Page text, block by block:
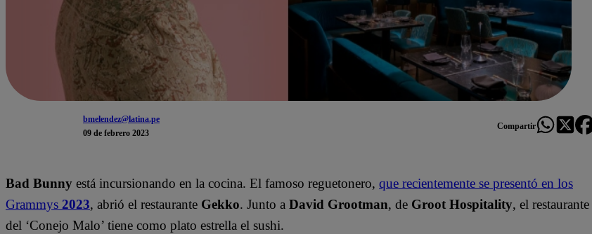
bmelendez@latina.pe
09 de febrero 2023
Compartir
Bad Bunny está incursionando en la cocina. El famoso reguetonero, que recientemente se presentó en los
Grammys 2023, abrió el restaurante Gekko. Junto a David Grootman, de Groot Hospitality, el restaurante
del ‘Conejo Malo’ tiene como plato estrella el sushi.